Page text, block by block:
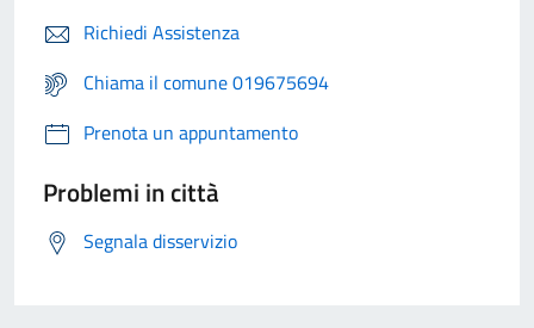
Richiedi Assistenza
Chiama il comune 019675694
Prenota un appuntamento
Problemi in città
Segnala disservizio